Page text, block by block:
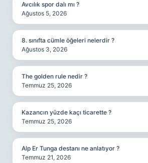
Avcılık spor dalı mı ?
Ağustos 5, 2026
8. sınıfta cümle öğeleri nelerdir ?
Ağustos 3, 2026
The golden rule nedir ?
Temmuz 25, 2026
Kazancın yüzde kaçı ticarette ?
Temmuz 25, 2026
Alp Er Tunga destanı ne anlatıyor ?
Temmuz 21, 2026